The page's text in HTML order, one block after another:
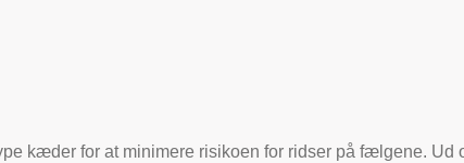
kæder for at minimere risikoen for ridser på fælgene. Ud